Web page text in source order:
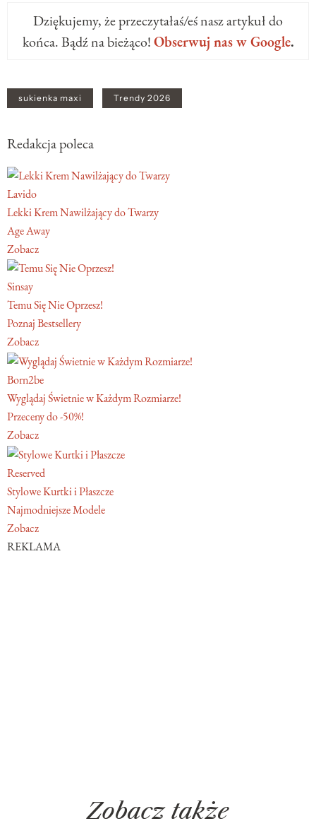
Dziękujemy, że przeczytałaś/eś nasz artykuł do
końca. Bądź na bieżąco!Obserwuj nas w Google.
sukienka maxi Trendy 2026
Redakcja poleca
Lavido
Lekki Krem Nawilżający do Twarzy
Age Away
Zobacz
Sinsay
Temu Się Nie Oprzesz!
Poznaj Bestsellery
Zobacz
Born2be
Wyglądaj Świetnie w Każdym Rozmiarze!
Przeceny do -50%!
Zobacz
Reserved
Stylowe Kurtki i Płaszcze
Najmodniejsze Modele
Zobacz
REKLAMA
Zobacz także